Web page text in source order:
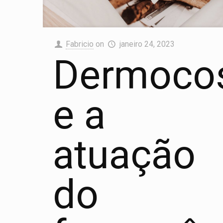
Fabricio on janeiro 24, 2023
e a
atuação
do